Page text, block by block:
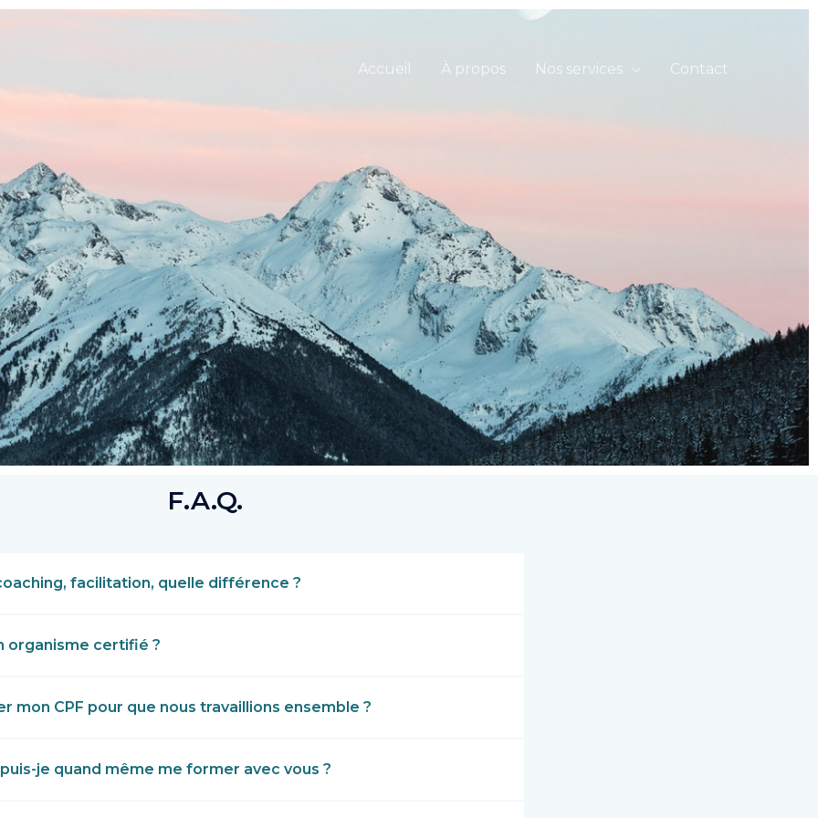
Accueil À propos Nos services Contact
F.A.Q.
facilitation, quelle différence ?
organisme certifié ?
mon CPF pour que nous travaillions ensemble ?
je quand même me former avec vous ?